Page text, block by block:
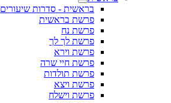
בראשית - סדרות שיעורים
פרשת בראשית
פרשת נח
פרשת לך לך
פרשת וירא
פרשת חיי שרה
פרשת תולדות
פרשת ויצא
פרשת וישלח